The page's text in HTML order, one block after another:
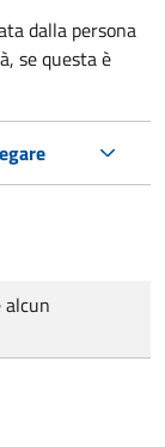
dalla persona
se questa è
alcun